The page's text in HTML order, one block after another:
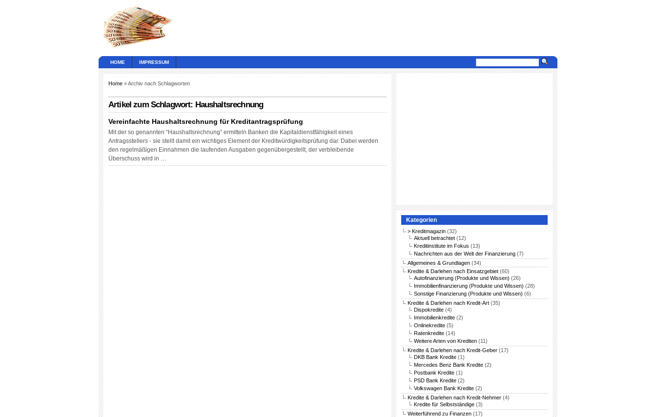
HOME IMPRESSUM
Home » Archiv nach Schlagworten
Artikel zum Schlagwort: Haushaltsrechnung
Vereinfachte Haushaltsrechnung für Kreditantragsprüfung
Mit der so genannten “Haushaltsrechnung” ermitteln Banken die Kapitaldienstfähigkeit eines
Antragsstellers - sie stellt damit ein wichtiges Element der Kreditwürdigkeitsprüfung dar. Dabei werden
den regelmäßigen Einnahmen die laufenden Ausgaben gegenübergestellt, der verbleibende
Überschuss wird in …
Kategorien
> Kreditmagazin (32)
Aktuell betrachtet (12)
Kreditinstitute im Fokus (13)
Nachrichten aus der Welt der Finanzierung (7)
Allgemeines & Grundlagen (34)
Kredite & Darlehen nach Einsatzgebiet (60)
Autofinanzierung (Produkte und Wissen) (26)
Immobilienfinanzierung (Produkte und Wissen) (28)
Sonstige Finanzierung (Produkte und Wissen) (6)
Kredite & Darlehen nach Kredit-Art (35)
Dispokredite (4)
Immobilienkredite (2)
Onlinekredite (5)
Ratenkredite (14)
Weitere Arten von Krediten (11)
Kredite & Darlehen nach Kredit-Geber (17)
DKB Bank Kredite (1)
Mercedes Benz Bank Kredite (2)
Postbank Kredite (1)
PSD Bank Kredite (2)
Volkswagen Bank Kredite (2)
Kredite & Darlehen nach Kredit-Nehmer (4)
Kredite für Selbstständige (3)
Weiterführend zu Finanzen (17)